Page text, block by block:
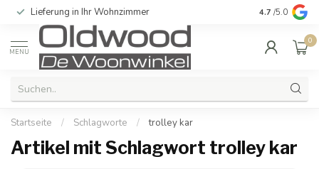
Lieferung in Ihr Wohnzimmer Qualität und
4.7 /5.0
MENU
0
Startseite / Schlagworte / trolley kar
Artikel mit Schlagwort trolley kar